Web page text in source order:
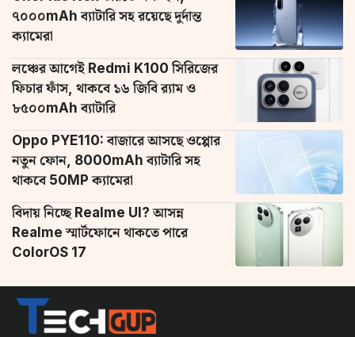
৭০০০mAh ব্যাটারি সহ রয়েছে দুর্দান্ত
ক্যামেরা
লঞ্চের আগেই Redmi K100 সিরিজের
ফিচার ফাঁস, থাকবে ১৬ জিবি র‌্যাম ও
৮৫০০mAh ব্যাটারি
Oppo PYE110: বাজারে আসছে ওপ্পোর
নতুন ফোন, 8000mAh ব্যাটারি সহ
থাকবে 50MP ক্যামেরা
বিদায় নিচ্ছে Realme UI? আসন্ন
Realme স্মার্টফোনে থাকতে পারে
ColorOS 17